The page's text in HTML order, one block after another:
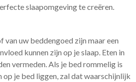
slaapomgeving te creëren.
van uw beddengoed zijn maar een
kunnen zijn op je slaap. Eten in
vermeden. Als je bed rommelig is
op je bed liggen, zal dat waarschijnlijk